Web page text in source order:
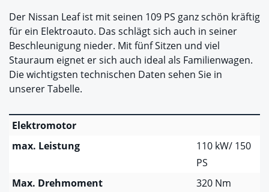
Der Nissan Leaf ist mit seinen 109 PS ganz schön kräftig
für ein Elektroauto. Das schlägt sich auch in seiner
Beschleunigung nieder. Mit fünf Sitzen und viel
Stauraum eignet er sich auch ideal als Familienwagen.
Die wichtigsten technischen Daten sehen Sie in
unserer Tabelle.
Elektromotor
max. Leistung
110 kW/ 150
PS
Max. Drehmoment
320 Nm